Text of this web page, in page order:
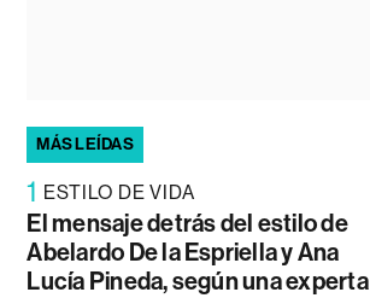
MÁS LEÍDAS
1 ESTILO DE VIDA
El mensaje detrás del estilo de
Abelardo De la Espriella y Ana
Lucía Pineda, según una experta